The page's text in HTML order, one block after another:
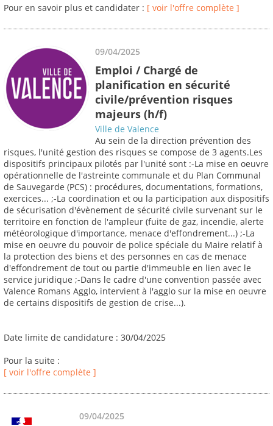
Pour en savoir plus et candidater : [ voir l'offre complète ]
09/04/2025
Emploi / Chargé de
planification en sécurité
civile/prévention risques
majeurs (h/f)
Ville de Valence
Au sein de la direction prévention des
risques, l'unité gestion des risques se compose de 3 agents.Les
dispositifs principaux pilotés par l'unité sont :-La mise en oeuvre
opérationnelle de l'astreinte communale et du Plan Communal
de Sauvegarde (PCS) : procédures, documentations, formations,
exercices... ;-La coordination et ou la participation aux dispositifs
de sécurisation d'évènement de sécurité civile survenant sur le
territoire en fonction de l'ampleur (fuite de gaz, incendie, alerte
météorologique d'importance, menace d'effondrement...) ;-La
mise en oeuvre du pouvoir de police spéciale du Maire relatif à
la protection des biens et des personnes en cas de menace
d'effondrement de tout ou partie d'immeuble en lien avec le
service juridique ;-Dans le cadre d'une convention passée avec
Valence Romans Agglo, intervient à l'agglo sur la mise en oeuvre
de certains dispositifs de gestion de crise...).
Date limite de candidature : 30/04/2025
Pour la suite :
[ voir l'offre complète ]
09/04/2025